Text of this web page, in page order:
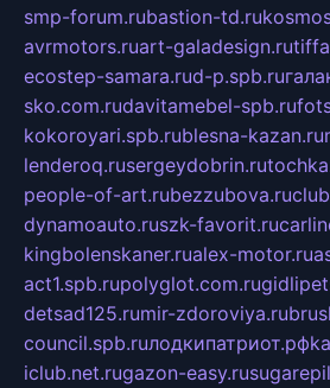
smp-forum.rubastion-td.ru
avrmotors.ruart-galadesign.ru
ecostep-samara.rud-p.spb.ru
sko.com.rudavitamebel-spb.ru
kokoroyari.spb.rublesna-kazan.ru
lenderoq.rusergeydobrin.ru
people-of-art.rubezzubova.ru
dynamoauto.ruszk-favorit.ru
kingbolenskaner.rualex-motor.ru
act1.spb.rupolyglot.com.ru
detsad125.rumir-zdoroviya.ru
council.spb.ruлодкипатриот.рф
iclub.net.rugazon-easy.ru